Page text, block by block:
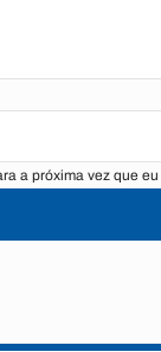
a próxima vez que